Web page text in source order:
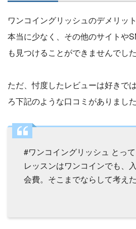
ワンコイングリッシュのデメリッ
本当に少なく、その他のサイトや
も見つけることができませんでした
ただ、忖度したレビューは好きで
ろ下記のような口コミがありました
#ワンコイングリッシュ とっ
レッスンはワンコインでも、
会費。そこまでならして考え